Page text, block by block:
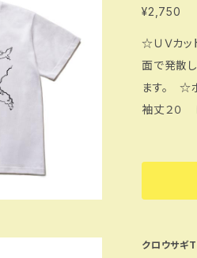
¥2,750
☆ＵＶカッ
面で発散
ます。 ☆ポリ
袖丈２０
クロウサギ